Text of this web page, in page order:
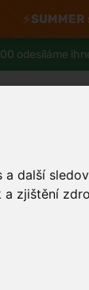
další
zjištění
⚡
odesíláme